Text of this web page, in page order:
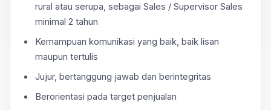
rural atau serupa, sebagai Sales / Supervisor Sales
minimal 2 tahun
Kemampuan komunikasi yang baik, baik lisan
maupun tertulis
Jujur, bertanggung jawab dan berintegritas
Berorientasi pada target penjualan